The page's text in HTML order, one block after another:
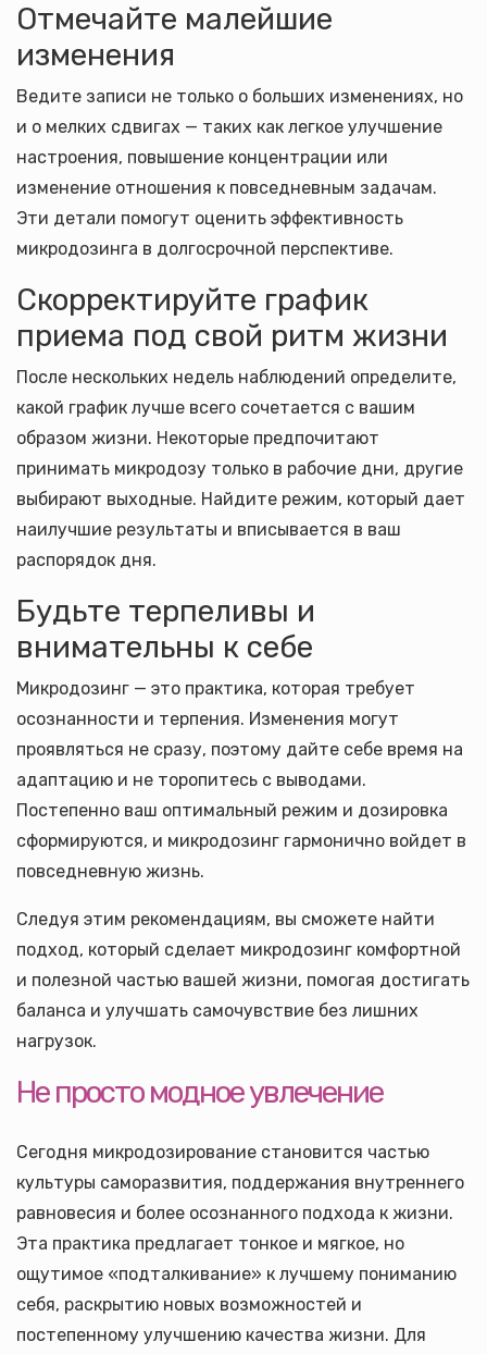
Отмечайте малейшие
изменения
Ведите записи не только о больших изменениях, но
и о мелких сдвигах — таких как легкое улучшение
настроения, повышение концентрации или
изменение отношения к повседневным задачам.
Эти детали помогут оценить эффективность
микродозинга в долгосрочной перспективе.
Скорректируйте график
приема под свой ритм жизни
После нескольких недель наблюдений определите,
какой график лучше всего сочетается с вашим
образом жизни. Некоторые предпочитают
принимать микродозу только в рабочие дни, другие
выбирают выходные. Найдите режим, который дает
наилучшие результаты и вписывается в ваш
распорядок дня.
Будьте терпеливы и
внимательны к себе
Микродозинг — это практика, которая требует
осознанности и терпения. Изменения могут
проявляться не сразу, поэтому дайте себе время на
адаптацию и не торопитесь с выводами.
Постепенно ваш оптимальный режим и дозировка
сформируются, и микродозинг гармонично войдет в
повседневную жизнь.
Следуя этим рекомендациям, вы сможете найти
подход, который сделает микродозинг комфортной
и полезной частью вашей жизни, помогая достигать
баланса и улучшать самочувствие без лишних
нагрузок.
Не просто модное увлечение
Сегодня микродозирование становится частью
культуры саморазвития, поддержания внутреннего
равновесия и более осознанного подхода к жизни.
Эта практика предлагает тонкое и мягкое, но
ощутимое «подталкивание» к лучшему пониманию
себя, раскрытию новых возможностей и
постепенному улучшению качества жизни. Для